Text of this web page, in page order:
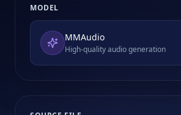
MODEL
MMAudio
High-quality audio generation